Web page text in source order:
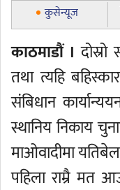
कुसेन्यूज
काठमाडौं ।
तथा त्यहि
संबिधान
स्थानिय निकाय
माओवादीमा
पहिला राम्रै मत